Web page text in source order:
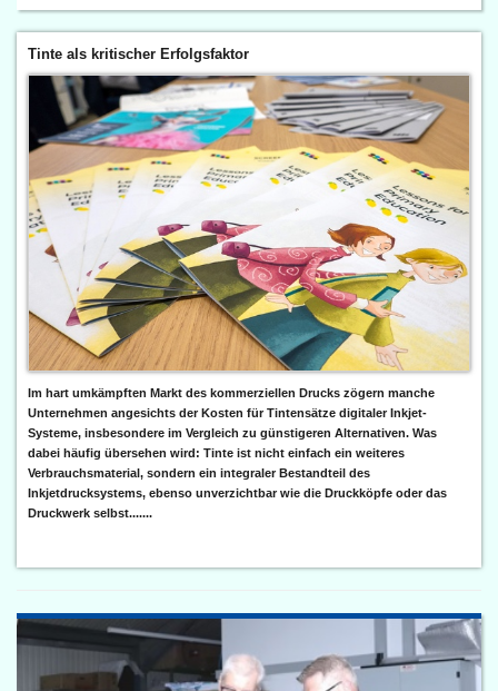
Tinte als kritischer Erfolgsfaktor
Im hart umkämpften Markt des kommerziellen Drucks zögern manche
Unternehmen angesichts der Kosten für Tintensätze digitaler Inkjet-
Systeme, insbesondere im Vergleich zu günstigeren Alternativen. Was
dabei häufig übersehen wird: Tinte ist nicht einfach ein weiteres
Verbrauchsmaterial, sondern ein integraler Bestandteil des
Inkjetdrucksystems, ebenso unverzichtbar wie die Druckköpfe oder das
Druckwerk selbst.......